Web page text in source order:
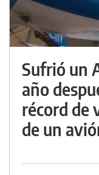
Sufrió un
año
récord de
de un